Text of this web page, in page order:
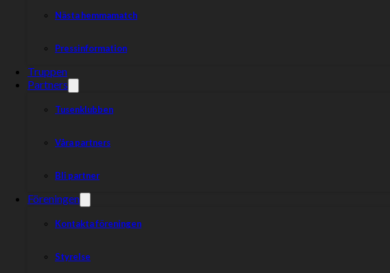
Nästa hemmamatch
Pressinformation
Truppen
Partners
Tusenklubben
Våra partners
Bli partner
Föreningen
Kontakta föreningen
Styrelse
Dela nyheten: